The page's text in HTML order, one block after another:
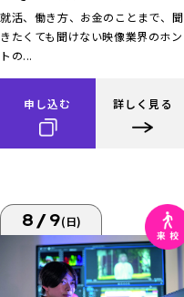
就活、働き方、お金のことまで、聞
きたくても聞けない映像業界のホン
トの...
申し込む 詳しく見る
8/9(日)